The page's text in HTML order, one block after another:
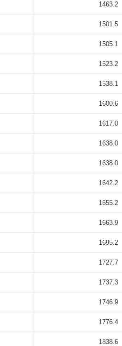
1463.2
1501.5
1505.1
1523.2
1538.1
1600.6
1617.0
1638.0
1638.0
1642.2
1655.2
1663.9
1695.2
1727.7
1737.3
1746.9
1776.4
1838.6